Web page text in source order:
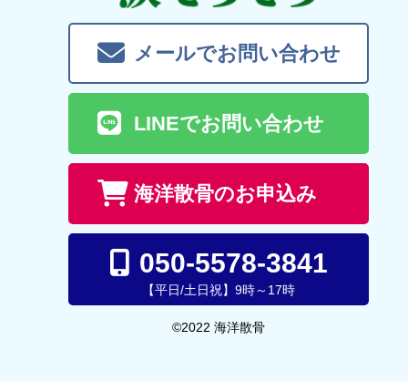
メールでお問い合わせ
LINEでお問い合わせ
海洋散骨のお申込み
050-5578-3841
【平日/土日祝】9時～17時
©2022 海洋散骨